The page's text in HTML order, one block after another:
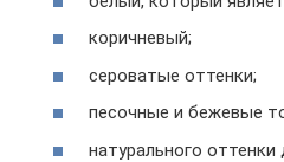
коричневый;
сероватые оттенки;
песочные и бежевые
натурального